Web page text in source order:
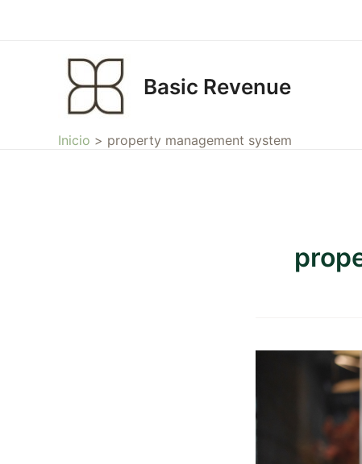
Basic Revenue
Inicio property management system